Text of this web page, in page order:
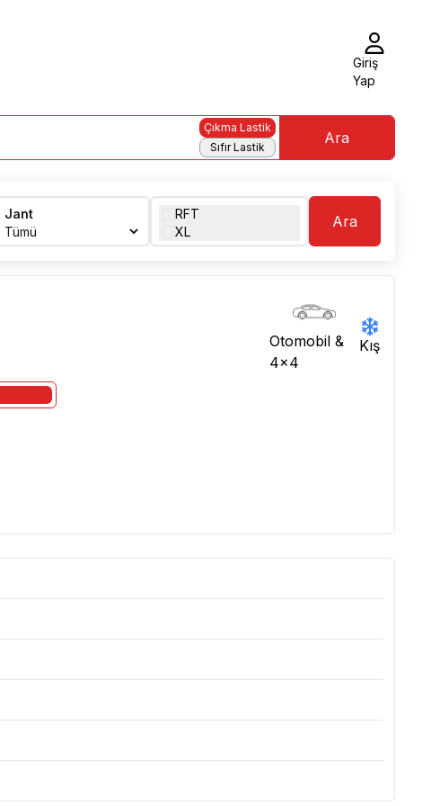
Giriş
Yap
Çıkma Lastik
Sıfır Lastik
Ara
Jant
RFT
XL
Ara
Otomobil &
4x4
Kış